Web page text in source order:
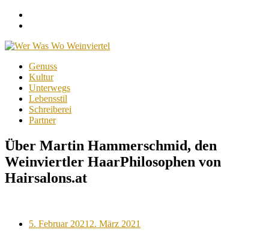
Skip
content
Genuss
Kultur
Unterwegs
Lebensstil
Schreiberei
Partner
Über Martin Hammerschmid, den
Weinviertler HaarPhilosophen von
Hairsalons.at
Posted
5. Februar 2021 2. März 2021